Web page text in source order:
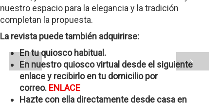
nuestro espacio para la elegancia y la tradición
completan la propuesta.
La revista puede también adquirirse:
En tu quiosco habitual.
En nuestro quiosco virtual desde el siguiente
enlace y recibirlo en tu domicilio por
correo. ENLACE
Hazte con ella directamente desde casa en